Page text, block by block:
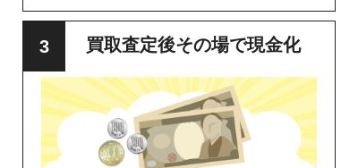
買取査定後その場で現金化